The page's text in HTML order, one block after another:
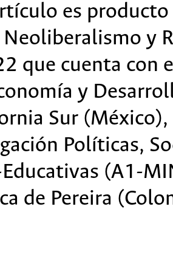
es
y
que cuenta con
y
Sur
Políticas,
(A1-
de Pereira